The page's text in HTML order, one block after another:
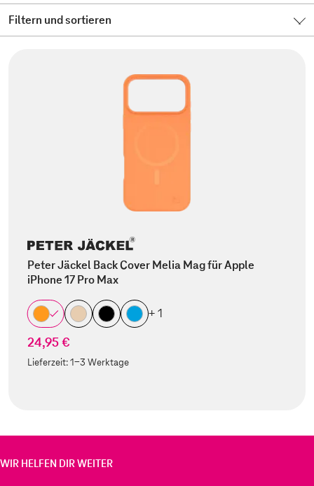
Filtern und sortieren
Peter Jäckel Back Cover Melia Mag für Apple
iPhone 17 Pro Max
+ 1
24,95 €
Lieferzeit:1-3 Werktage
WIR HELFEN DIR WEITER